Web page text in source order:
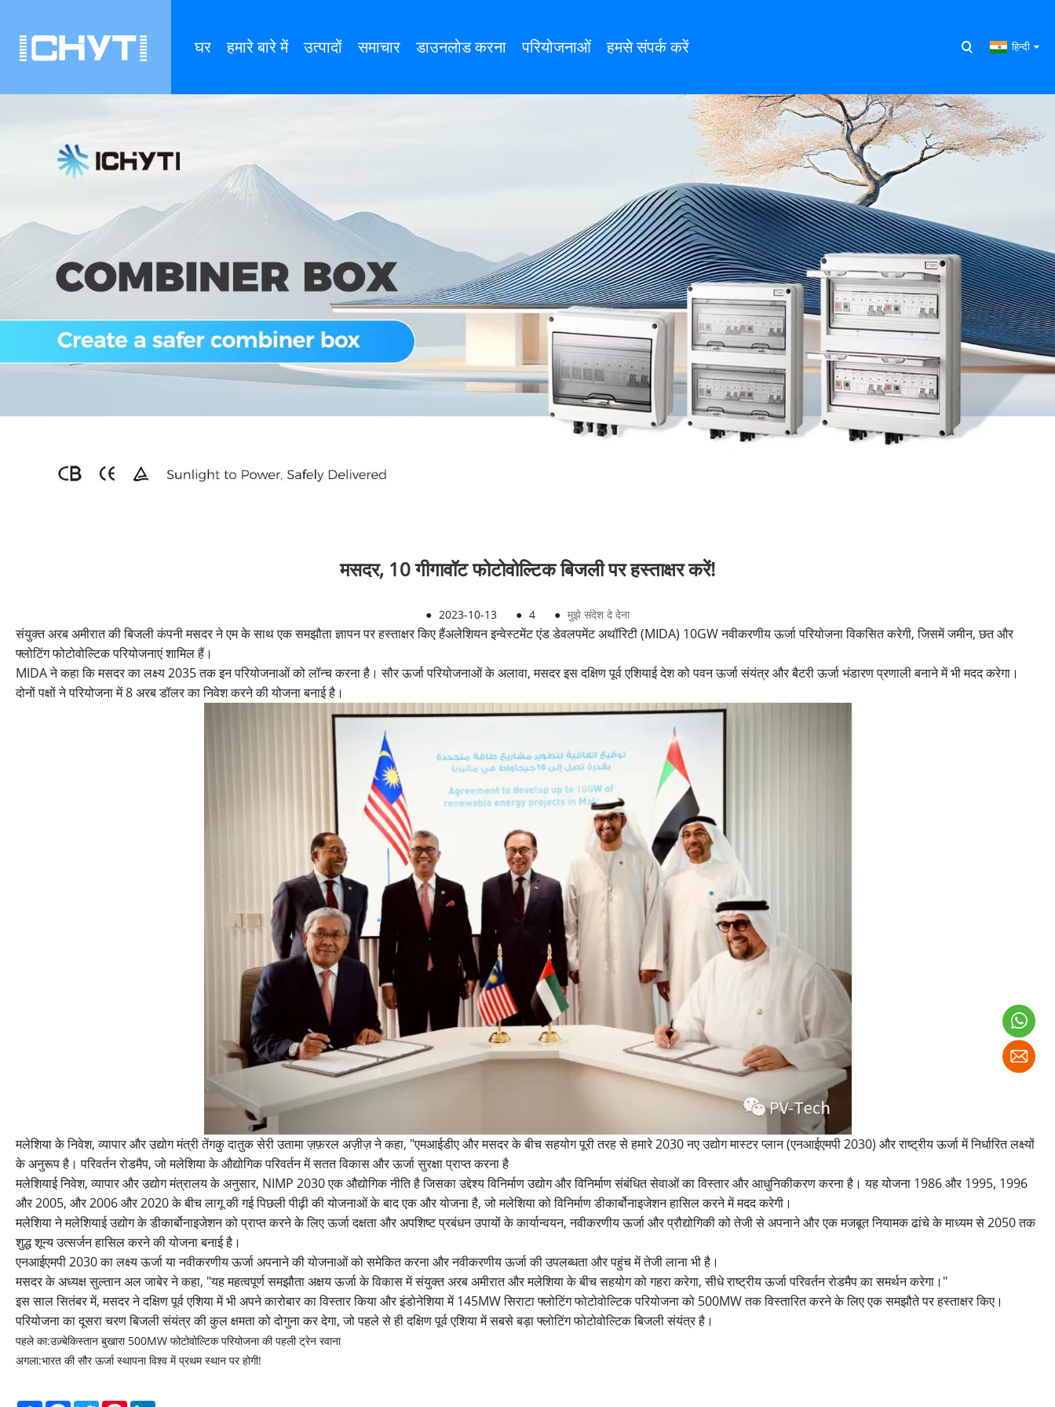
घर हमारे बारे में उत्पादों समाचार डाउनलोड करना परियोजनाओं हमसे संपर्क करें हिन्दी
मसदर, 10 गीगावॉट फोटोवोल्टिक बिजली पर हस्ताक्षर करें!
● 2023-10-13 ● 4 ● मुझे संदेश दे देना
संयुक्त अरब अमीरात की बिजली कंपनी मसदर ने एम के साथ एक समझौता ज्ञापन पर हस्ताक्षर किए हैंअलेशियन इन्वेस्टमेंट एंड डेवलपमेंट अथॉरिटी (MIDA) 10GW नवीकरणीय ऊर्जा परियोजना विकसित करेगी, जिसमें जमीन, छत और
फ्लोटिंग फोटोवोल्टिक परियोजनाएं शामिल हैं।
MIDA ने कहा कि मसदर का लक्ष्य 2035 तक इन परियोजनाओं को लॉन्च करना है। सौर ऊर्जा परियोजनाओं के अलावा, मसदर इस दक्षिण पूर्व एशियाई देश को पवन ऊर्जा संयंत्र और बैटरी ऊर्जा भंडारण प्रणाली बनाने में भी मदद करेगा।
दोनों पक्षों ने परियोजना में 8 अरब डॉलर का निवेश करने की योजना बनाई है।
मलेशिया के निवेश, व्यापार और उद्योग मंत्री तेंगकु दातुक सेरी उतामा ज़फ़रल अज़ीज़ ने कहा, "एमआईडीए और मसदर के बीच सहयोग पूरी तरह से हमारे 2030 नए उद्योग मास्टर प्लान (एनआईएमपी 2030) और राष्ट्रीय ऊर्जा में निर्धारित लक्ष्यों
के अनुरूप है। परिवर्तन रोडमैप, जो मलेशिया के औद्योगिक परिवर्तन में सतत विकास और ऊर्जा सुरक्षा प्राप्त करना है
मलेशियाई निवेश, व्यापार और उद्योग मंत्रालय के अनुसार, NIMP 2030 एक औद्योगिक नीति है जिसका उद्देश्य विनिर्माण उद्योग और विनिर्माण संबंधित सेवाओं का विस्तार और आधुनिकीकरण करना है। यह योजना 1986 और 1995, 1996
और 2005, और 2006 और 2020 के बीच लागू की गई पिछली पीढ़ी की योजनाओं के बाद एक और योजना है, जो मलेशिया को विनिर्माण डीकार्बोनाइजेशन हासिल करने में मदद करेगी।
मलेशिया ने मलेशियाई उद्योग के डीकार्बोनाइजेशन को प्राप्त करने के लिए ऊर्जा दक्षता और अपशिष्ट प्रबंधन उपायों के कार्यान्वयन, नवीकरणीय ऊर्जा और प्रौद्योगिकी को तेजी से अपनाने और एक मजबूत नियामक ढांचे के माध्यम से 2050 तक
शुद्ध शून्य उत्सर्जन हासिल करने की योजना बनाई है।
एनआईएमपी 2030 का लक्ष्य ऊर्जा या नवीकरणीय ऊर्जा अपनाने की योजनाओं को समेकित करना और नवीकरणीय ऊर्जा की उपलब्धता और पहुंच में तेजी लाना भी है।
मसदर के अध्यक्ष सुल्तान अल जाबेर ने कहा, "यह महत्वपूर्ण समझौता अक्षय ऊर्जा के विकास में संयुक्त अरब अमीरात और मलेशिया के बीच सहयोग को गहरा करेगा, सीधे राष्ट्रीय ऊर्जा परिवर्तन रोडमैप का समर्थन करेगा।"
इस साल सितंबर में, मसदर ने दक्षिण पूर्व एशिया में भी अपने कारोबार का विस्तार किया और इंडोनेशिया में 145MW सिराटा फ्लोटिंग फोटोवोल्टिक परियोजना को 500MW तक विस्तारित करने के लिए एक समझौते पर हस्ताक्षर किए।
परियोजना का दूसरा चरण बिजली संयंत्र की कुल क्षमता को दोगुना कर देगा, जो पहले से ही दक्षिण पूर्व एशिया में सबसे बड़ा फ्लोटिंग फोटोवोल्टिक बिजली संयंत्र है।
पहले का:उज़्बेकिस्तान बुखारा 500MW फोटोवोल्टिक परियोजना की पहली ट्रेन रवाना
अगला:भारत की सौर ऊर्जा स्थापना विश्व में प्रथम स्थान पर होगी!